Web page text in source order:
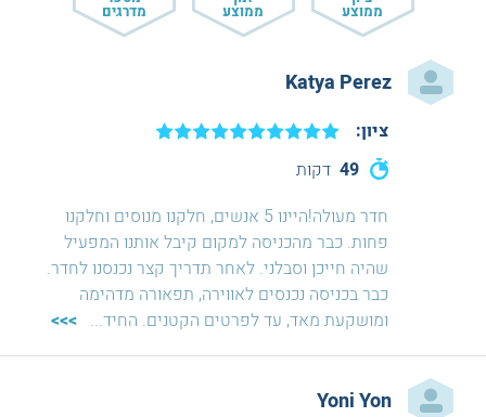
Katya Perez
49 דקות
ציון:
חדר מעולה!היינו 5 אנשים, חלקנו מנוסים וחלקנו
פחות. כבר מהכניסה למקום קיבל אותנו המפעיל
שהיה חייכן וסבלני. לאחר תדריך קצר נכנסנו לחדר.
כבר בכניסה נכנסים לאווירה, תפאורה מדהימה
ומושקעת מאד, עד לפרטים הקטנים. החיד...
>>>
Yoni Yon
ממוצע ממוצע מדרגים